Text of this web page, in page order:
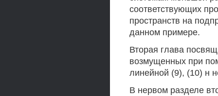
соответствующих
пространств на
данном примере.
Вторая глава
возмущенных при
линейной (9), (10) н
В нервом разделе